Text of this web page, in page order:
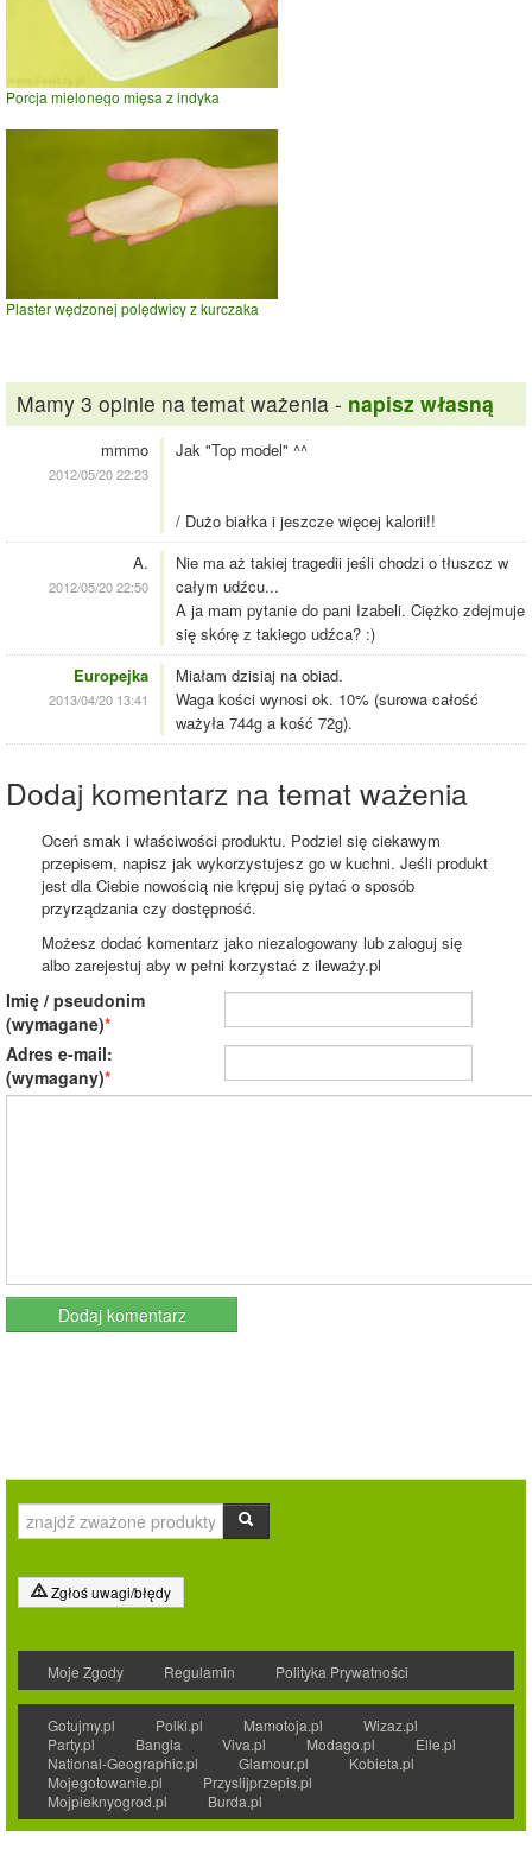
Porcja mielonego mięsa z indyka
Plaster wędzonej polędwicy z kurczaka
Mamy 3 opinie na temat ważenia - napisz własną
mmmo
2012/05/20 22:23
Jak "Top model" ^^
/ Dużo białka i jeszcze więcej kalorii!!
A.
2012/05/20 22:50
Nie ma aż takiej tragedii jeśli chodzi o tłuszcz w
całym udźcu...
A ja mam pytanie do pani Izabeli. Ciężko zdejmuje
się skórę z takiego udźca? :)
Europejka
2013/04/20 13:41
Miałam dzisiaj na obiad.
Waga kości wynosi ok. 10% (surowa całość
ważyła 744g a kość 72g).
Dodaj komentarz na temat ważenia
Oceń smak i właściwości produktu. Podziel się ciekawym
przepisem, napisz jak wykorzystujesz go w kuchni. Jeśli produkt
jest dla Ciebie nowością nie krępuj się pytać o sposób
przyrządzania czy dostępność.
Możesz dodać komentarz jako niezalogowany lub zaloguj się
albo zarejestuj aby w pełni korzystać z ileważy.pl
Imię / pseudonim
(wymagane)
Adres e-mail:
(wymagany)
Zgłoś uwagi/błędy
Moje Zgody Regulamin Polityka Prywatności
Gotujmy.pl Polki.pl Mamotoja.pl
Wizaz.pl
Party.pl
Bangla Viva.pl Modago.pl
Elle.pl
National-Geographic.pl
Glamour.pl
Kobieta.pl
Mojegotowanie.pl
Przyslijprzepis.pl
Mojpieknyogrod.pl
Burda.pl